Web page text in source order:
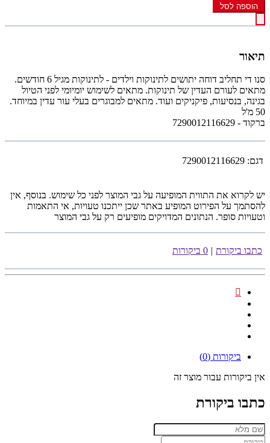
הוספה לסל
תיאור
סנו די תחליב דוחה יתושים לתינוקות וילדים - לתינוקות מגיל 6 חודשים.
מתאים לעורם העדין של תינוקות. מתאים לשימוש יומיומי לפני הטיול
בגינה, בנסיעות, פיקניקים ועוד. מתאים למבוגרים בעלי עור עדין במיוחד.
50 מ'ל
ברקוד - 7290012116629
דגם: 7290012116629
יש לקרוא את התווית המופיעה על גבי המוצר לפני כל שימוש. בנוסף, אין
להסתמך על הפירוט המופיע באתר שכן ייתכנו טעויות, אי התאמות
וטעויות סופר. הנתונים המדויקים מופיעים רק על גבי המוצר
כתבו ביקורת | 0 ביקורות
ביקורות (0)
אין ביקורות עבור מוצר זה
כתבו ביקורת